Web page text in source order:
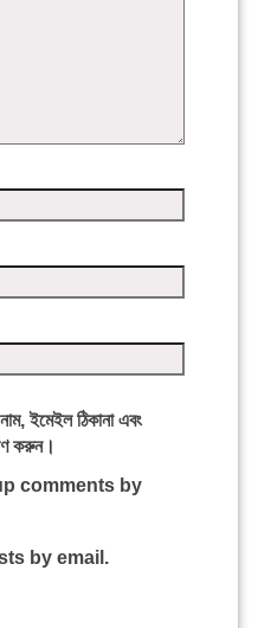
ইমেইল ঠিকানা এবং
করুন।
comments by
by email.